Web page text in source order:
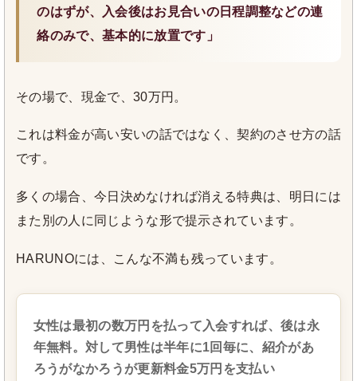
のはずが、入会後はお見合いの日程調整などの連
絡のみで、基本的に放置です」
その場で、現金で、30万円。
これは料金が高い安いの話ではなく、契約のさせ方の話
です。
多くの場合、今日決めなければ消える特典は、明日には
また別の人に同じような形で提示されています。
HARUNOには、こんな不満も残っています。
女性は最初の数万円を払って入会すれば、後は永
年無料。対して男性は半年に1回毎に、紹介があ
ろうがなかろうが更新料金5万円を支払い